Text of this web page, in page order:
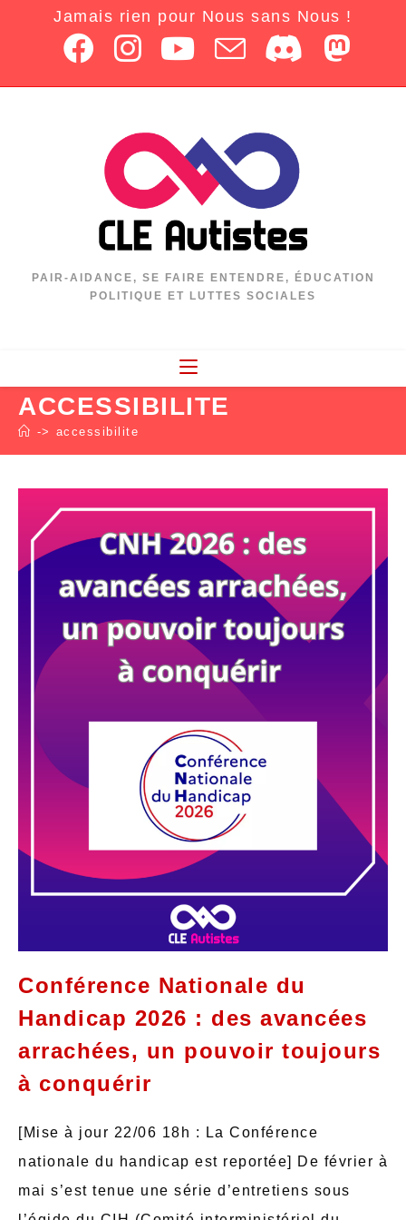
Jamais rien pour Nous sans Nous !
PAIR-AIDANCE, SE FAIRE ENTENDRE, ÉDUCATION
POLITIQUE ET LUTTES SOCIALES
ACCESSIBILITE
-> accessibilite
Conférence Nationale du
Handicap 2026 : des avancées
arrachées, un pouvoir toujours
à conquérir
[Mise à jour 22/06 18h : La Conférence
nationale du handicap est reportée] De février à
mai s’est tenue une série d’entretiens sous